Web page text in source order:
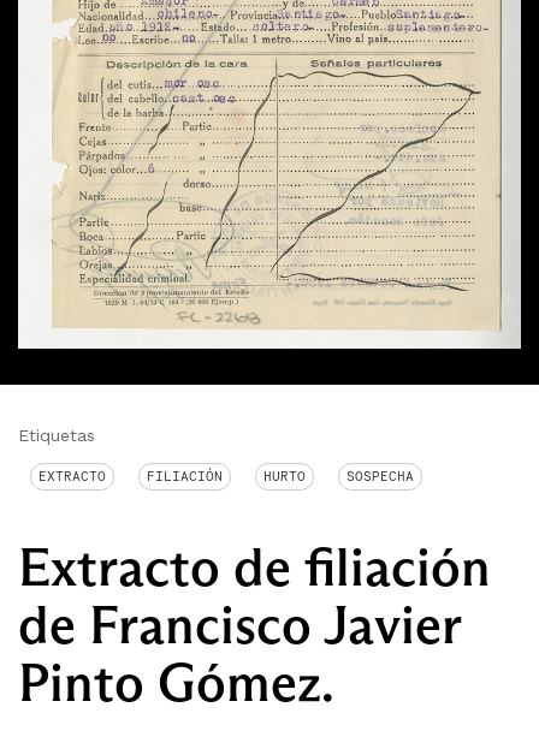
Etiquetas
EXTRACTO FILIACIÓN HURTO SOSPECHA
Extracto de filiación
de Francisco Javier
Pinto Gómez.